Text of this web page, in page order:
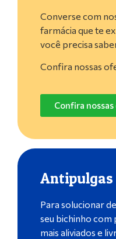
Converse com
farmácia que te
você precisa
Confira nossas
Confira
Antipulgas
Para solucionar
seu bichinho com
mais aliviados e